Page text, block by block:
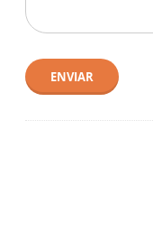
ENVIAR